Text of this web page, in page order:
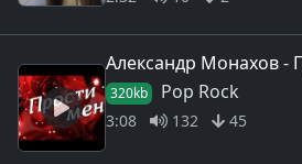
Александр Монахов -
320kb Pop Rock
3:08 132 45